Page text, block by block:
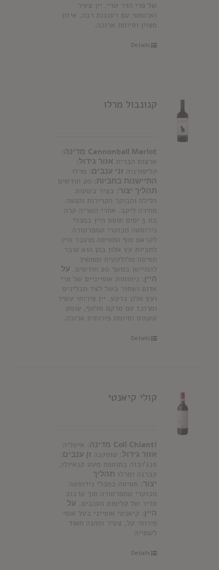
של פרי הדר טרי. יין צעיר
וארומטי עם רעננות רבה, איזון
מצוין וסיומת ארוכה.
Details
קנונבול מרלו
Cannonball Merlot מדינה:
ארצות הברית אזור גידול:
קליפורניה זני ענבים: מרלו
התיישנות בחביות: 20 חודשים
תהליך יצור: בציר בשעות
הלילה והבוקר הקרירות והגעה
מהירה ליקב. אחרי השריה קרה
בת 3 ימים תוסס היין במכלי
נירוסטה מבוקרי טמפרטורה.
לקראת סוף התסיסה מועבר היין
לחביות עץ אלון בהן הוא עובר
תסיסה מלולקטית וממשיך
להתיישן במשך 20 חודשים.
על
היין: ניחוחות אופייניים של פרי
אדום ושחור בשל לצד תבלינים
ועץ אלון ברקע. יין פירותי עשיר
ומרוכז עם מרקם מלטף, עומק
טעמים וסיומת פירותית ארוכה.
Details
קולי קיאנטי
Coli Chianti מדינה: איטליה
אזור גידול: טוסקנה זן ענבים:
סנג'ובזה בתוספת מעט קנאיולו,
קברנה ומרלו תהליך
יצור: תסיסה במכלי נירוסטה
מבוקרי טמפרטורה תוך ערבוב
תדיר של קליפות הענבים. על
היין: קיאנטי אופייני בעל אופי
פירותי קל, צעיר ומהנה מאוד
לשתייה
Details